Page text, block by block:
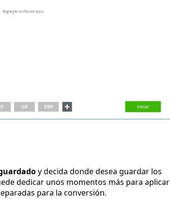
y decida donde desea guardar los
dedicar unos momentos más para aplicar
para la conversión.